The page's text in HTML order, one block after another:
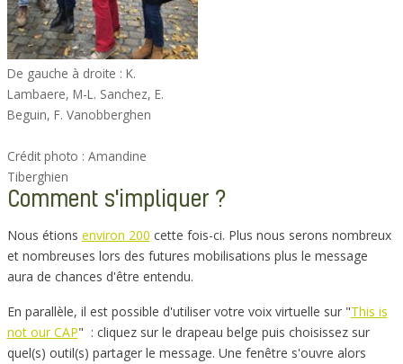
De gauche à droite : K.
Lambaere, M-L. Sanchez, E.
Beguin, F. Vanobberghen
Crédit photo : Amandine
Tiberghien
Comment s'impliquer ?
Nous étions environ 200 cette fois-ci. Plus nous serons nombreux
et nombreuses lors des futures mobilisations plus le message
aura de chances d'être entendu.
En parallèle, il est possible d'utiliser votre voix virtuelle sur "This is
not our CAP" : cliquez sur le drapeau belge puis choisissez sur
quel(s) outil(s) partager le message. Une fenêtre s'ouvre alors